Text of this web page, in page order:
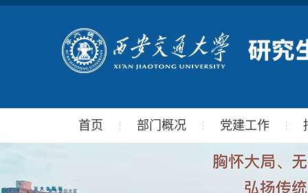
首页 部门概况 党建工作